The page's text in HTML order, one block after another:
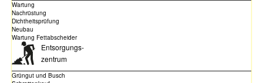
Wartung
Nachrüstung
Dichtheitsprüfung
Neubau
Wartung Fettabscheider
Entsorgungs-
zentrum
Grüngut und Busch